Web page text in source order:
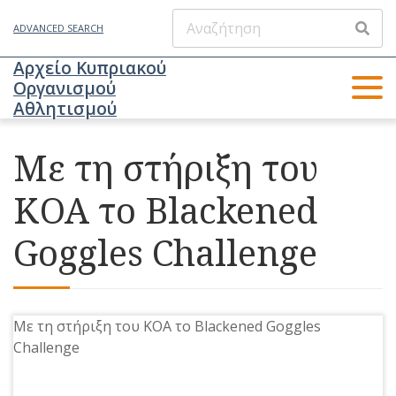
ADVANCED SEARCH
Αρχείο Κυπριακού
Οργανισμού
Αθλητισμού
Με τη στήριξη του
ΚΟΑ το Blackened
Goggles Challenge
Με τη στήριξη του ΚΟΑ το Blackened Goggles
Challenge